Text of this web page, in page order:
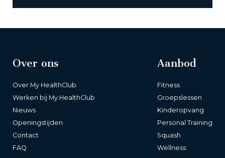
Over ons
Over My HealthClub
Werken bij My HealthClub
Nieuws
Openingstijden
Contact
FAQ
Aanbod
Fitness
Groepslessen
Kinderopvang
Personal Training
Squash
Wellness